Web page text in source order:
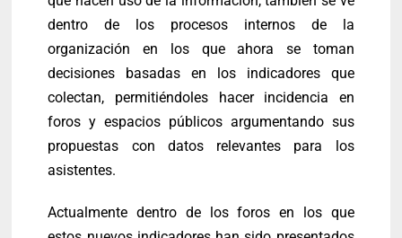
dentro de los procesos internos de la
organización en los que ahora se toman
decisiones basadas en los indicadores que
colectan, permitiéndoles hacer incidencia en
foros y espacios públicos argumentando sus
propuestas con datos relevantes para los
asistentes.
Actualmente dentro de los foros en los que